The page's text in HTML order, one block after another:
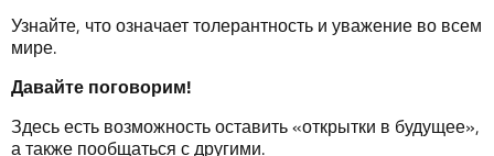
Узнайте, что означает толерантность и уважение во всем
мире.
Давайте поговорим!
Здесь есть возможность оставить «открытки в будущее»,
а также пообщаться с другими.